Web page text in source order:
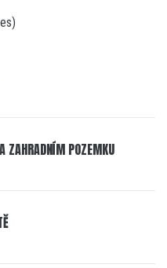
ZAHRADNÍM POZEMKU